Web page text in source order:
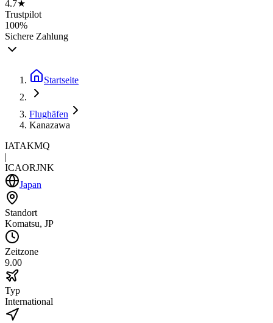
4.7★
Trustpilot
100%
Sichere Zahlung
Startseite
Flughäfen
Kanazawa
IATAKMQ
|
ICAORJNK
Japan
Standort
Komatsu, JP
Zeitzone
9.00
Typ
International